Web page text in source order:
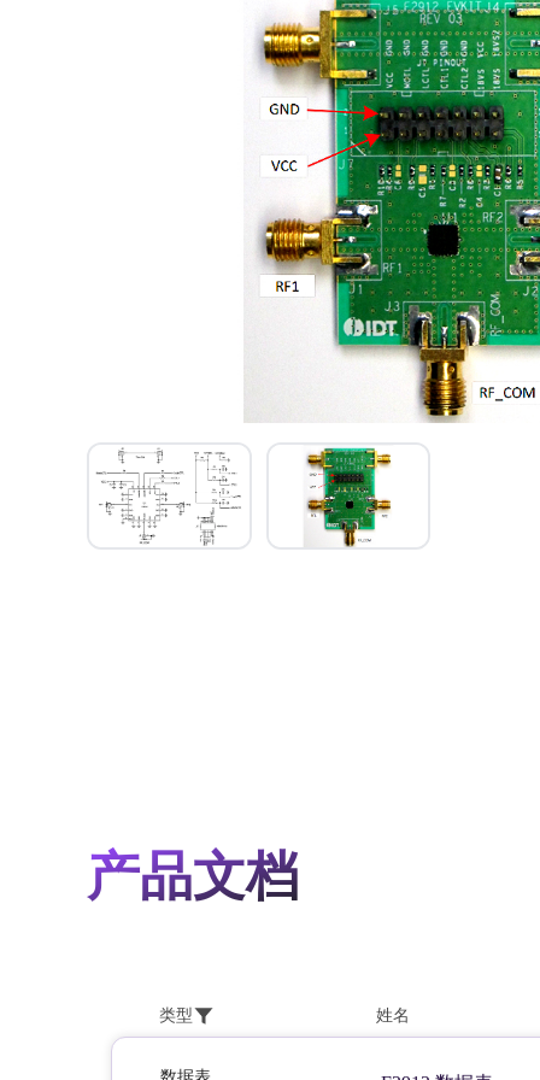
产品文档
类型 姓名